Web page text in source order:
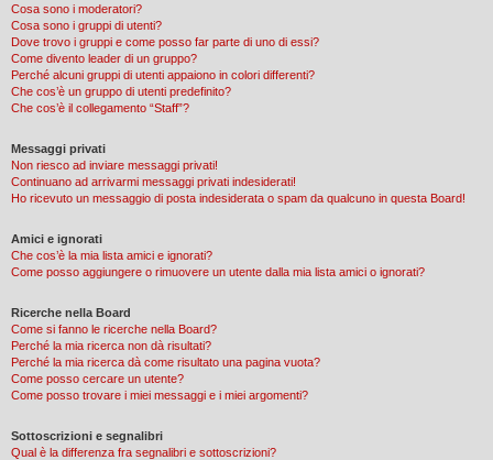
Cosa sono i moderatori?
Cosa sono i gruppi di utenti?
Dove trovo i gruppi e come posso far parte di uno di essi?
Come divento leader di un gruppo?
Perché alcuni gruppi di utenti appaiono in colori differenti?
Che cos’è un gruppo di utenti predefinito?
Che cos’è il collegamento “Staff”?
Messaggi privati
Non riesco ad inviare messaggi privati!
Continuano ad arrivarmi messaggi privati indesiderati!
Ho ricevuto un messaggio di posta indesiderata o spam da qualcuno in questa Board!
Amici e ignorati
Che cos’è la mia lista amici e ignorati?
Come posso aggiungere o rimuovere un utente dalla mia lista amici o ignorati?
Ricerche nella Board
Come si fanno le ricerche nella Board?
Perché la mia ricerca non dà risultati?
Perché la mia ricerca dà come risultato una pagina vuota?
Come posso cercare un utente?
Come posso trovare i miei messaggi e i miei argomenti?
Sottoscrizioni e segnalibri
Qual è la differenza fra segnalibri e sottoscrizioni?